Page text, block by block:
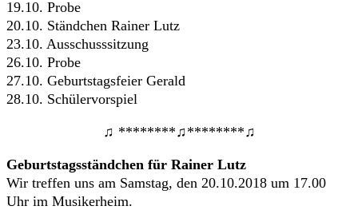
19.10. Probe
20.10. Ständchen Rainer Lutz
23.10. Ausschusssitzung
26.10. Probe
27.10. Geburtstagsfeier Gerald
28.10. Schülervorspiel
♫ ********♫********♫
Geburtstagsständchen für Rainer Lutz
Wir treffen uns am Samstag, den 20.10.2018 um 17.00
Uhr im Musikerheim.